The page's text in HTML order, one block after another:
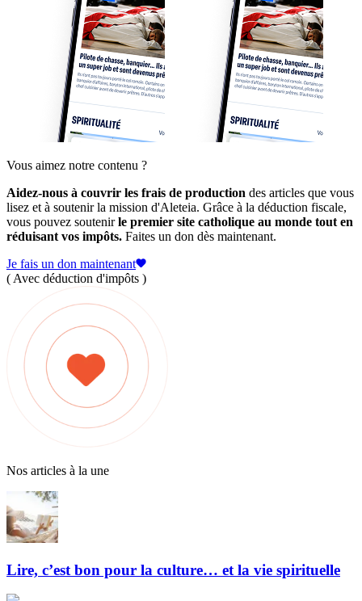
Vous aimez notre contenu ?
Aidez-nous à couvrir les frais de production des articles que vous
lisez et à soutenir la mission d'Aleteia. Grâce à la déduction fiscale,
vous pouvez soutenirle premier site catholique au monde tout en
réduisant vos impôts. Faites un don dès maintenant.
Je fais un don maintenant
( Avec déduction d'impôts )
Nos articles à la une
Lire, c’est bon pour la culture… et la vie spirituelle